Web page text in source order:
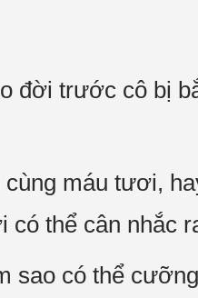
đời trước cô bị
máu tươi,
có thể cân nhắc
sao có thể